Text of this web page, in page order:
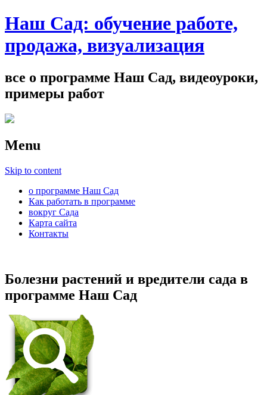
Наш Сад: обучение работе,
продажа, визуализация
все о программе Наш Сад, видеоуроки,
примеры работ
Menu
Skip to content
о программе Наш Сад
Как работать в программе
вокруг Сада
Карта сайта
Контакты
Болезни растений и вредители сада в
программе Наш Сад